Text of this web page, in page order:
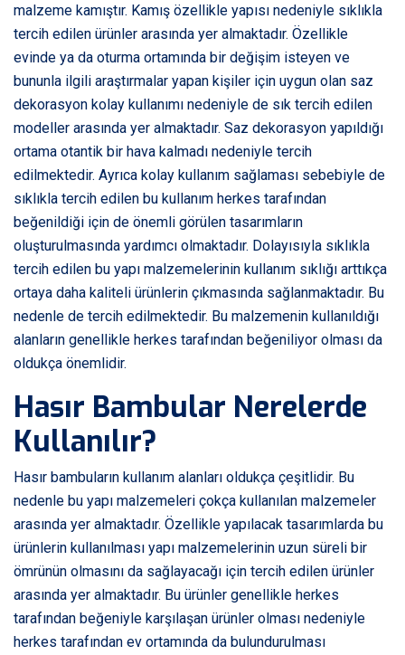
malzeme kamıştır. Kamış özellikle yapısı nedeniyle sıklıkla
tercih edilen ürünler arasında yer almaktadır. Özellikle
evinde ya da oturma ortamında bir değişim isteyen ve
bununla ilgili araştırmalar yapan kişiler için uygun olan saz
dekorasyon kolay kullanımı nedeniyle de sık tercih edilen
modeller arasında yer almaktadır. Saz dekorasyon yapıldığı
ortama otantik bir hava kalmadı nedeniyle tercih
edilmektedir. Ayrıca kolay kullanım sağlaması sebebiyle de
sıklıkla tercih edilen bu kullanım herkes tarafından
beğenildiği için de önemli görülen tasarımların
oluşturulmasında yardımcı olmaktadır. Dolayısıyla sıklıkla
tercih edilen bu yapı malzemelerinin kullanım sıklığı arttıkça
ortaya daha kaliteli ürünlerin çıkmasında sağlanmaktadır. Bu
nedenle de tercih edilmektedir. Bu malzemenin kullanıldığı
alanların genellikle herkes tarafından beğeniliyor olması da
oldukça önemlidir.
Hasır Bambular Nerelerde
Kullanılır?
Hasır bambuların kullanım alanları oldukça çeşitlidir. Bu
nedenle bu yapı malzemeleri çokça kullanılan malzemeler
arasında yer almaktadır. Özellikle yapılacak tasarımlarda bu
ürünlerin kullanılması yapı malzemelerinin uzun süreli bir
ömrünün olmasını da sağlayacağı için tercih edilen ürünler
arasında yer almaktadır. Bu ürünler genellikle herkes
tarafından beğeniyle karşılaşan ürünler olması nedeniyle
herkes tarafından ev ortamında da bulundurulması